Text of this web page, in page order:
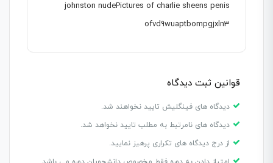
johnston nudePictures of charlie sheens penis
ofvd9wuaptbompgjxln3
قوانین ثبت دیدگاه
دیدگاه های فینگلیش تایید نخواهند شد.
دیدگاه های نامرتبط به مطلب تایید نخواهد شد.
از درج دیدگاه های تکراری پرهیز نمایید.